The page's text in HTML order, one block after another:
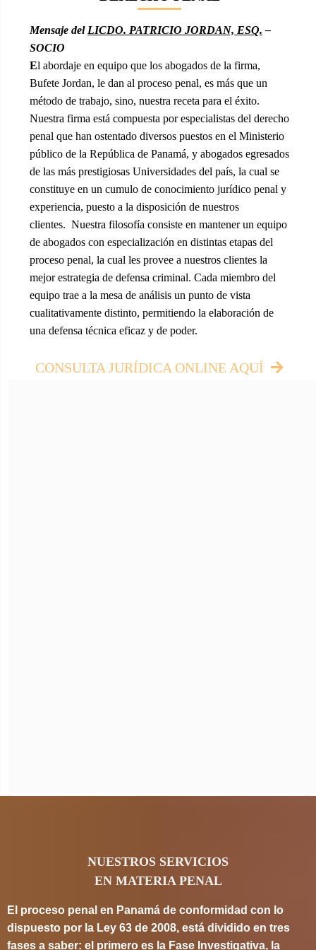
Mensaje del LICDO. PATRICIO JORDAN, ESQ. –
SOCIO
El abordaje en equipo que los abogados de la firma,
Bufete Jordan, le dan al proceso penal, es más que un
método de trabajo, sino, nuestra receta para el éxito.
Nuestra firma está compuesta por especialistas del derecho
penal que han ostentado diversos puestos en el Ministerio
público de la República de Panamá, y abogados egresados
de las más prestigiosas Universidades del país, la cual se
constituye en un cumulo de conocimiento jurídico penal y
experiencia, puesto a la disposición de nuestros
clientes. Nuestra filosofía consiste en mantener un equipo
de abogados con especialización en distintas etapas del
proceso penal, la cual les provee a nuestros clientes la
mejor estrategia de defensa criminal. Cada miembro del
equipo trae a la mesa de análisis un punto de vista
cualitativamente distinto, permitiendo la elaboración de
una defensa técnica eficaz y de poder.
CONSULTA JURÍDICA ONLINE AQUÍ
NUESTROS SERVICIOS
EN MATERIA PENAL
El proceso penal en Panamá de conformidad con lo
dispuesto por la Ley 63 de 2008, está dividido en tres
fases a saber: el primero es la Fase Investigativa, la